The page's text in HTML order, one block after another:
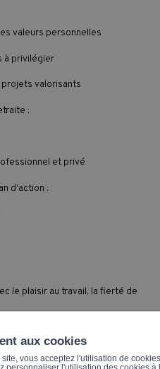
valeurs personnelles
à privilégier
valorisants
:
et privé
d'action :
le plaisir au travail, la fierté de
de la relève.
aux cookies
vous acceptez l'utilisation de